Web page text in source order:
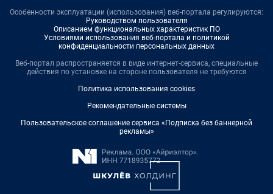
Особенности эксплуатации (использования) веб-портала регулируются:
Руководством пользователя
Описанием функциональных характеристик ПО
Условиями использования веб-портала и политикой
конфиденциальности персональных данных
Веб-портал распространяется в виде интернет-сервиса, специальные
действия по установке на стороне пользователя не требуются
Политика использования cookies
Рекомендательные системы
Пользовательское соглашение сервиса «Подписка без баннерной
рекламы»